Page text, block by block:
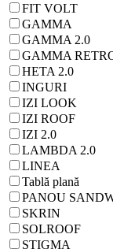
FIT VOLT
GAMMA
GAMMA 2.0
GAMMA
HETA 2.0
INGURI
IZI LOOK
IZI ROOF
IZI 2.0
LAMBDA 2.0
LINEA
Tablă plană
PANOU
SKRIN
SOLROOF
STIGMA